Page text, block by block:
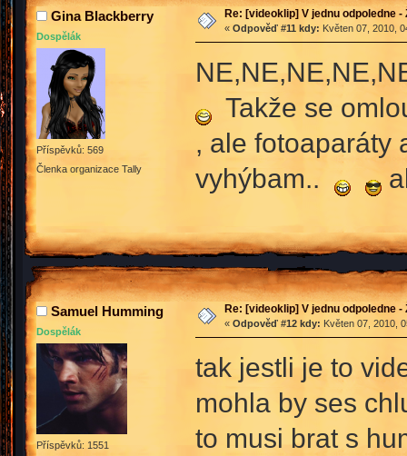
Gina Blackberry
Dospělák
Příspěvků: 569
Členka organizace Tally
Re: [videoklip] V jednu odpoledne
« Odpověď #11 kdy: Květen 07, 2010,
Takže se
, ale fotoaparáty
vyhýbam..
Samuel Humming
Dospělák
Příspěvků: 1551
Re: [videoklip] V jednu odpoledne
« Odpověď #12 kdy: Květen 07, 2010,
tak jestli je to
mohla by ses
to musi brat s